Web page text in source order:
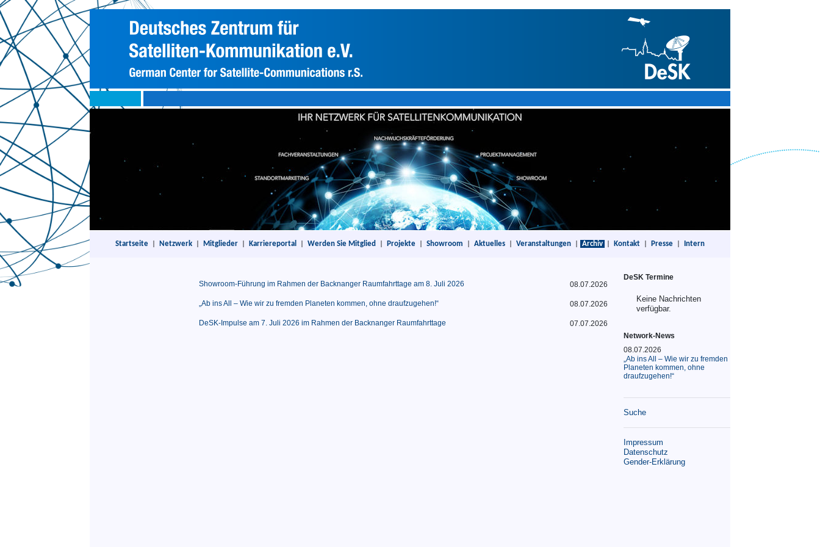
Startseite Netzwerk Mitglieder Karriereportal Werden Sie Mitglied Projekte Showroom Aktuelles Veranstaltungen Archiv Kontakt Presse Intern
Showroom-Führung im Rahmen der Backnanger Raumfahrttage am 8. Juli 2026 08.07.2026
„Ab ins All – Wie wir zu fremden Planeten kommen, ohne draufzugehen!“ 08.07.2026
DeSK-Impulse am 7. Juli 2026 im Rahmen der Backnanger Raumfahrttage 07.07.2026
DeSK Termine
Keine Nachrichten
verfügbar.
Network-News
08.07.2026
„Ab ins All – Wie wir zu fremden
Planeten kommen, ohne
draufzugehen!“
Suche
Impressum
Datenschutz
Gender-Erklärung